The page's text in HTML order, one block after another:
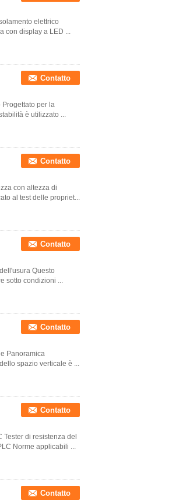
elettrico
con display a LED ...
Contatto
per la
è utilizzato ...
Contatto
con altezza di
al test delle propriet...
Contatto
Questo
sotto condizioni ...
Contatto
Panoramica
spazio verticale è ...
Contatto
di resistenza del
Norme applicabili ...
Contatto